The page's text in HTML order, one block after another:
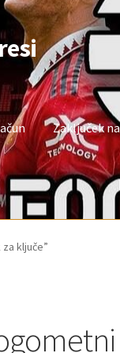
Zaključek
račun Trgovina
ključe”